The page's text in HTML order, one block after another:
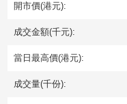
開市價(港元):
成交金額(千元):
當日最高價(港元):
成交量(千份):